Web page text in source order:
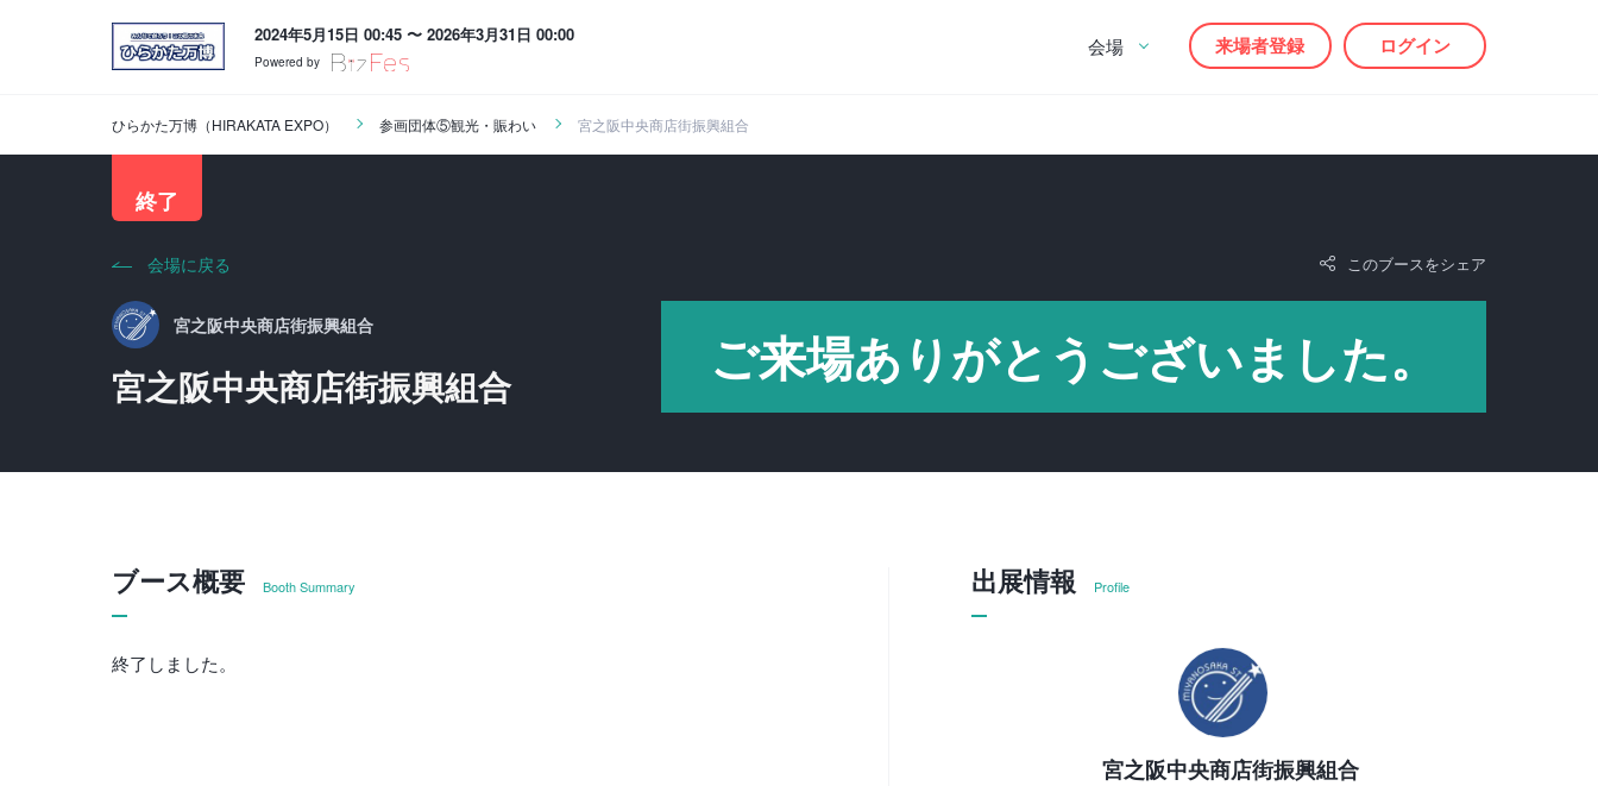
2024年5月15日 00:45 〜 2026年3月31日 00:00
Powered by
会場 来場者登録 ログイン
ひらかた万博（HIRAKATA EXPO） 参画団体⑤観光・賑わい 宮之阪中央商店街振興組合
会場に戻る このブースをシェア
終了
宮之阪中央商店街振興組合
宮之阪中央商店街振興組合 ご来場ありがとうございました。
ブース概要 Booth Summary
終了しました。
出展情報 Profile
宮之阪中央商店街振興組合